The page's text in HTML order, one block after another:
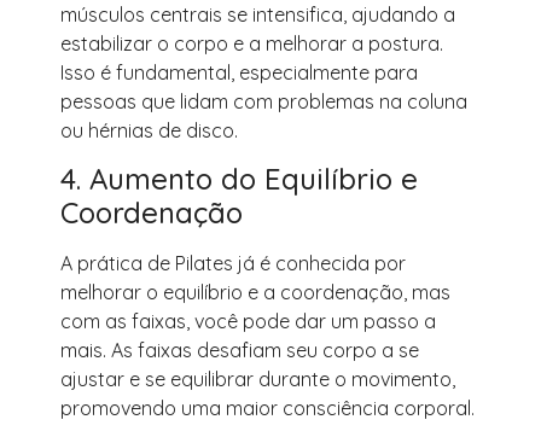
músculos centrais se intensifica, ajudando a
estabilizar o corpo e a melhorar a postura.
Isso é fundamental, especialmente para
pessoas que lidam com problemas na coluna
ou hérnias de disco.
4. Aumento do Equilíbrio e
Coordenação
A prática de Pilates já é conhecida por
melhorar o equilíbrio e a coordenação, mas
com as faixas, você pode dar um passo a
mais. As faixas desafiam seu corpo a se
ajustar e se equilibrar durante o movimento,
promovendo uma maior consciência corporal.